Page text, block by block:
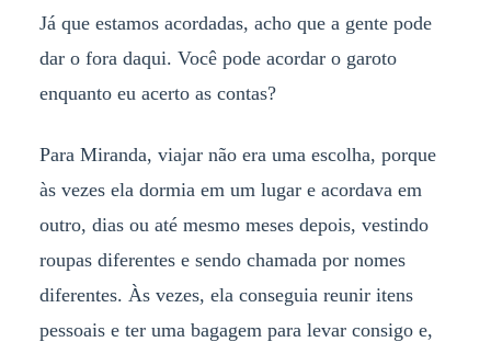
Já que estamos acordadas, acho que a gente pode
dar o fora daqui. Você pode acordar o garoto
enquanto eu acerto as contas?
Para Miranda, viajar não era uma escolha, porque
às vezes ela dormia em um lugar e acordava em
outro, dias ou até mesmo meses depois, vestindo
roupas diferentes e sendo chamada por nomes
diferentes. Às vezes, ela conseguia reunir itens
pessoais e ter uma bagagem para levar consigo e,